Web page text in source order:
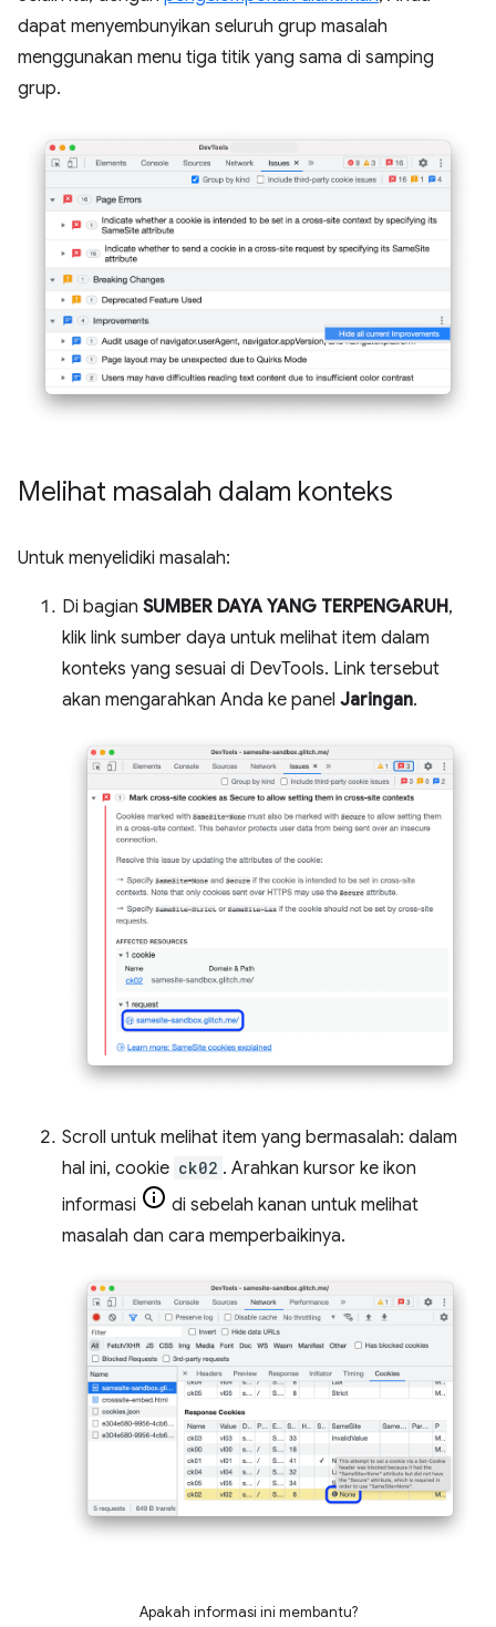
dapat menyembunyikan seluruh grup masalah
menggunakan menu tiga titik yang sama di samping
grup.
Melihat masalah dalam konteks
Untuk menyelidiki masalah:
Di bagian SUMBER DAYA YANG TERPENGARUH,
klik link sumber daya untuk melihat item dalam
konteks yang sesuai di DevTools. Link tersebut
akan mengarahkan Anda ke panel Jaringan.
Scroll untuk melihat item yang bermasalah: dalam
hal ini, cookie ck02 . Arahkan kursor ke ikon
informasi
di sebelah kanan untuk melihat
masalah dan cara memperbaikinya.
Apakah informasi ini membantu?